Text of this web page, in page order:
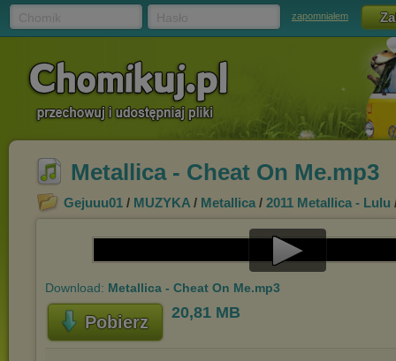
zapomniałem
Metallica - Cheat On Me.mp3
Gejuuu01 / MUZYKA / Metallica / 2011 Metallica - Lulu
Play
Download: Metallica - Cheat On Me.mp3
Pobierz 20,81 MB